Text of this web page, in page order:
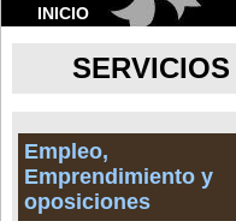
INICIO
SERVICIOS
Empleo,
Emprendimiento y
oposiciones